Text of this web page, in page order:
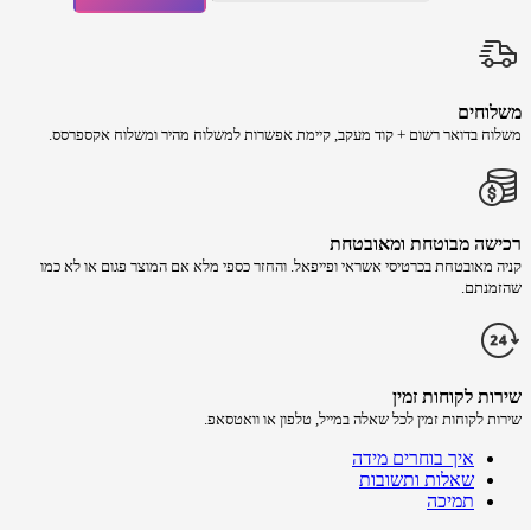
משלוחים
משלוח​ ב​דואר רשום + קוד מעקב​​, קיימת אפשרות למשלוח מהיר​ ומשלוח אקספרסס.
רכישה​ מבוטחת ​ומאובטחת
קניה מאובטחת בכרטיסי אשראי ופייפאל. והחזר כספי מלא אם המוצר פגום או לא כמו
שהזמנתם.
שירות לקוחות זמין
שירות לקוחות זמין לכל שאלה במייל, טלפון או וואטסאפ.
איך בוחרים מידה
שאלות ותשובות
תמיכה